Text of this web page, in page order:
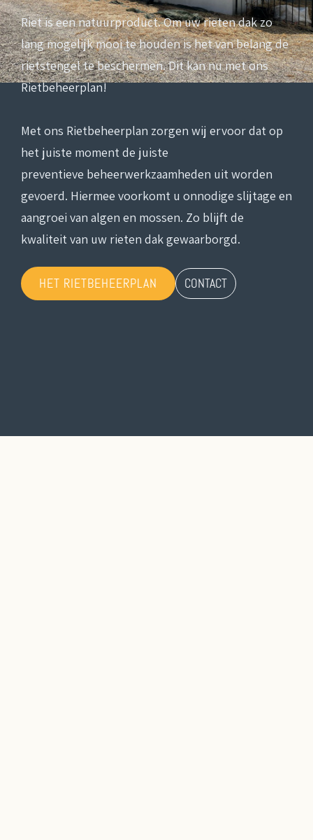
Riet is een natuurproduct. Om uw rieten dak zo
lang mogelijk mooi te houden is het van belang de
rietstengel te beschermen. Dit kan nu met ons
Rietbeheerplan!
Met ons Rietbeheerplan zorgen wij ervoor dat op
het juiste moment de juiste
preventieve beheerwerkzaamheden uit worden
gevoerd. Hiermee voorkomt u onnodige slijtage en
aangroei van algen en mossen. Zo blijft de
kwaliteit van uw rieten dak gewaarborgd.
HET RIETBEHEERPLAN CONTACT